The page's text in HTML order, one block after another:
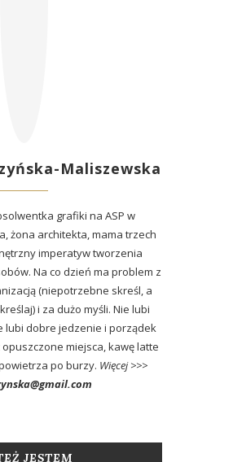
Maliszewska
grafiki na ASP w
żona architekta, mama trzech
imperatyw tworzenia
Na co dzień ma problem z
(niepotrzebne skreśl, a
i za dużo myśli. Nie lubi
lubi dobre jedzenie i porządek
miejsca, kawę latte
po burzy. Więcej >>>
JESTEM